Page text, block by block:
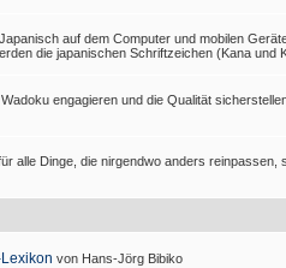
auf dem Computer und mobilen
die japanischen Schriftzeichen (Kana und
engagieren und die Qualität
alle Dinge, die nirgendwo anders reinpassen,
von Hans-Jörg Bibiko